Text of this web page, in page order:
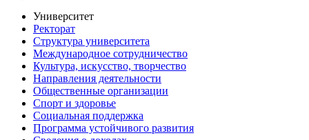
Университет
Ректорат
Структура университета
Международное сотрудничество
Культура, искусство, творчество
Направления деятельности
Общественные организации
Спорт и здоровье
Социальная поддержка
Программа устойчивого развития